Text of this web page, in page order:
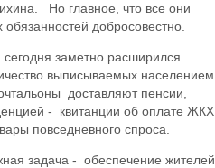
Но главное, что все они
добросовестно.
заметно расширился.
выписываемых населением
доставляют пенсии,
- квитанции об оплате ЖКХ
повседневного спроса.
задача - обеспечение жителей